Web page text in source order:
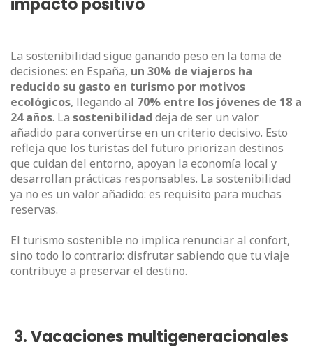
impacto positivo
La sostenibilidad sigue ganando peso en la toma de
decisiones: en España, un 30% de viajeros ha
reducido su gasto en turismo por motivos
ecológicos, llegando al 70% entre los jóvenes de 18 a
24 años. La sostenibilidad deja de ser un valor
añadido para convertirse en un criterio decisivo. Esto
refleja que los turistas del futuro priorizan destinos
que cuidan del entorno, apoyan la economía local y
desarrollan prácticas responsables. La sostenibilidad
ya no es un valor añadido: es requisito para muchas
reservas.
El turismo sostenible no implica renunciar al confort,
sino todo lo contrario: disfrutar sabiendo que tu viaje
contribuye a preservar el destino.
3. Vacaciones multigeneracionales